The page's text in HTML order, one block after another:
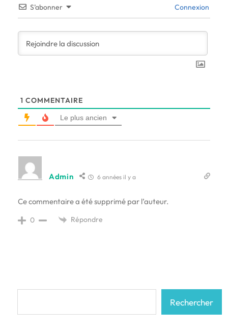
S’abonner Connexion
1 COMMENTAIRE
Le plus ancien
Admin 6 années il y a
Ce commentaire a été supprimé par l’auteur.
0 Répondre
Rechercher